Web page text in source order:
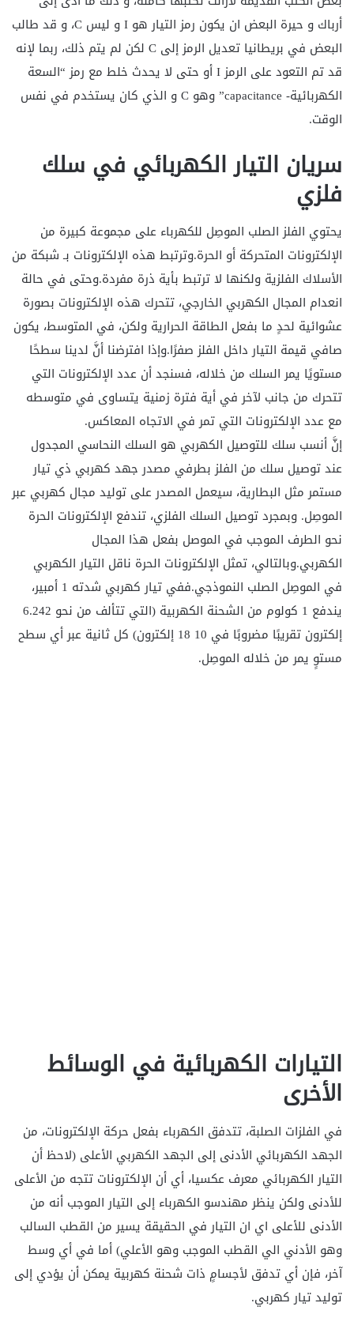
أرباك و حيرة البعض ان يكون رمز التيار هو I و ليس C، و قد طالب
البعض في بريطانيا تعديل الرمز إلى C لكن لم يتم ذلك، ربما لإنه
قد تم التعود على الرمز I أو حتى لا يحدث خلط مع رمز “السعة
الكهربائية- capacitance” وهو C و الذي كان يستخدم في نفس
الوقت.
سريان التيار الكهربائي في سلك
فلزي
يحتوي الفلز الصلب الموصِل للكهرباء على مجموعة كبيرة من
الإلكترونات المتحركة أو الحرة.وترتبط هذه الإلكترونات بـ شبكة من
الأسلاك الفلزية ولكنها لا ترتبط بأية ذرة مفردة.وحتى في حالة
انعدام المجال الكهربي الخارجي، تتحرك هذه الإلكترونات بصورة
عشوائية لحدٍ ما بفعل الطاقة الحرارية ولكن، في المتوسط، يكون
صافي قيمة التيار داخل الفلز صفرًا.وإذا افترضنا أنَّ لدينا سطحًا
مستويًا يمر السلك من خلاله، فسنجد أن عدد الإلكترونات التي
تتحرك من جانب لآخر في أية فترة زمنية يتساوى في متوسطه
مع عدد الإلكترونات التي تمر في الاتجاه المعاكس.
إنَّ أنسب سلك للتوصيل الكهربي هو السلك النحاسي المجدول
عند توصيل سلك من الفلز بطرفي مصدر جهد كهربي ذي تيار
مستمر مثل البطارية، سيعمل المصدر على توليد مجال كهربي عبر
الموصِل. وبمجرد توصيل السلك الفلزي، تندفع الإلكترونات الحرة
نحو الطرف الموجب في الموصل بفعل هذا المجال
الكهربي.وبالتالي، تمثل الإلكترونات الحرة ناقل التيار الكهربي
في الموصِل الصلب النموذجي.ففي تيار كهربي شدته 1 أمبير،
يندفع 1 كولوم من الشحنة الكهربية (التي تتألف من نحو 6.242
إلكترون تقريبًا مضروبًا في 10 18 إلكترون) كل ثانية عبر أي سطح
مستوٍ يمر من خلاله الموصِل.
التيارات الكهربائية في الوسائط
الأخرى
في الفلزات الصلبة، تتدفق الكهرباء بفعل حركة الإلكترونات، من
الجهد الكهربائي الأدنى إلى الجهد الكهربي الأعلى (لاحظ أن
التيار الكهربائي معرف عكسيا، أي أن الإلكترونات تتجه من الأعلى
للأدنى ولكن ينظر مهندسو الكهرباء إلى التيار الموجب أنه من
الأدنى للأعلى اي ان التيار في الحقيقة يسير من القطب السالب
وهو الأدني الي القطب الموجب وهو الأعلي) أما في أي وسط
آخر، فإن أي تدفق لأجسامٍ ذات شحنة كهربية يمكن أن يؤدي إلى
توليد تيار كهربي.